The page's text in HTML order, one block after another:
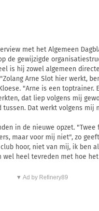
met het Algemeen
de gewijzigde
is hij zowel algemeen
Arne Slot hier werkt,
"Arne is een toptrainer.
dat liep volgens mij
Dat werkt volgens mij
in de nieuwe opzet.
maar voor mij niet", zo
hoor, niet van mij, ik ben
wel heel tevreden met hoe
▼ Ad by Refinery89